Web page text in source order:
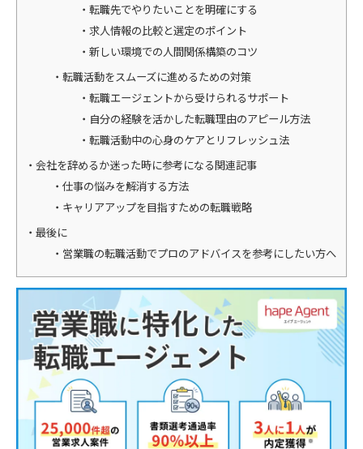
転職先でやりたいことを明確にする
求人情報の比較と選定のポイント
新しい環境での人間関係構築のコツ
転職活動をスムーズに進めるための対策
転職エージェントから受けられるサポート
自分の経験を活かした転職理由のアピール方法
転職活動中の心身のケアとリフレッシュ法
会社を辞めるか迷った時に参考になる関連記事
仕事の悩みを解消する方法
キャリアアップを目指すための転職戦略
最後に
営業職の転職活動でプロのアドバイスを参考にしたい方へ